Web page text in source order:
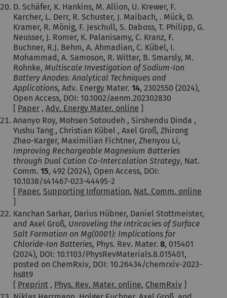
D. Schäfer, K. Hankins, M. Allion, U. Krewer, F.
Karcher, L. Derr, R. Schuster, J. Maibach, . Mück, D.
Kramer, R. Mönig, F. Jeschull, S. Daboss, T. Philipp, G.
Neusser, J. Romer, K. Palanisamy, C. Kranz, F.
Buchner, R.J. Behm, A. Ahmadian, C. Kübel, I.
Mohammad, A. Samoson, R. Witter, B. Smarsly, M.
Rohnke, Multiscale Investigation of Sodium-Ion
Battery Anodes: Analytical Techniques and
Applications, Adv. Energy Mater. 14, 2302550 (2024),
Open Access, DOI: 10.1002/aenm.202302830
[ Paper , Adv. Energy Mater. online ]
Ananyo Roy, Mohsen Sotoudeh , Sirshendu Dinda ,
Yushu Tang , Christian Kübel , Axel Groß, Zhirong
Zhao-Karger, Maximilian Fichtner, Zhenyou Li,
Improving Rechargeable Magnesium Batteries
through Dual Cation Co-Intercalation Strategy, Nat.
Comm. 15, 492 (2024), Open Access, DOI:
10.1038/s41467-023-44495-2
[ Paper, Supporting Information, Nat. Comm. online
]
Kanchan Sarkar, Darius Hübner, Daniel Stottmeister,
and Axel Groß, Unraveling the Intricacies of Surface
Salt Formation on Mg(0001): Implications for
Chloride-Ion Batteries, Phys. Rev. Mater. 8, 015401
(2024), DOI: 10.1103/PhysRevMaterials.8.015401,
posted on ChemRxiv, DOI: 10.26434/chemrxiv-2023-
hs8t9
[ Preprint , Phys. Rev. Mater. online, ChemRxiv ]